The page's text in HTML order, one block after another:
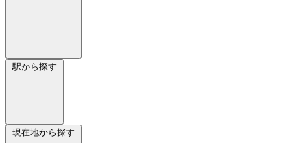
駅から探す
現在地から探す